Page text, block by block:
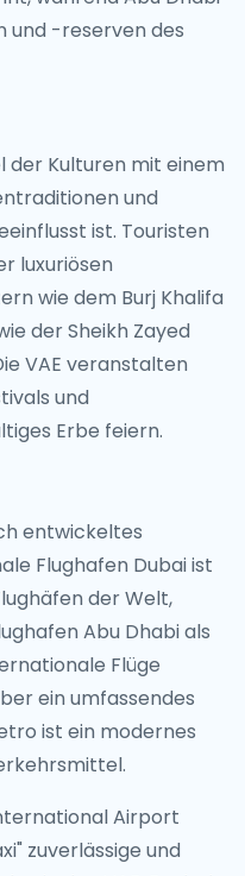
und -reserven des
der Kulturen mit einem
und
ist. Touristen
luxuriösen
wie dem Burj Khalifa
der Sheikh Zayed
VAE veranstalten
und
Erbe feiern.
entwickeltes
Flughafen Dubai ist
der Welt,
Abu Dhabi als
Flüge
ein umfassendes
ist ein modernes
Airport
zuverlässige und